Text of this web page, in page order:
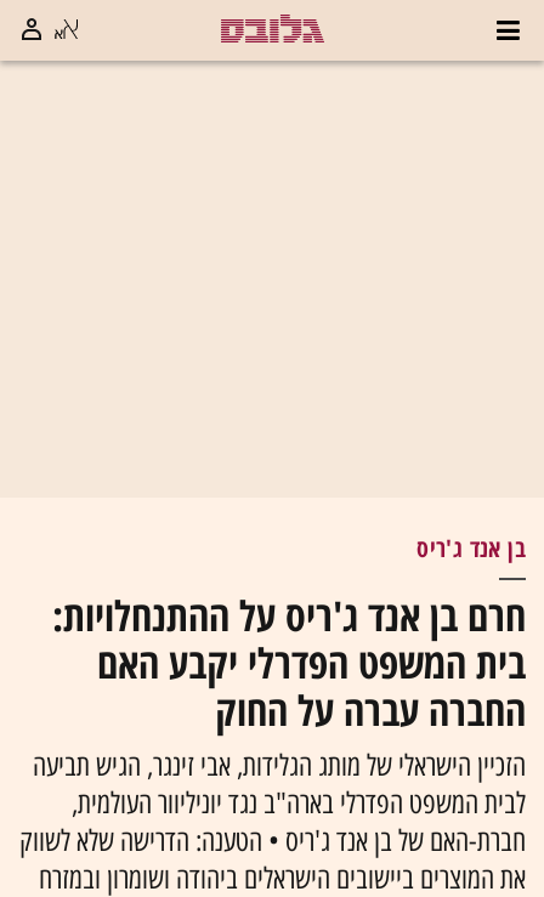
בן אנד ג'ריס
חרם בן אנד ג'ריס על ההתנחלויות:
בית המשפט הפדרלי יקבע האם
החברה עברה על החוק
הזכיין הישראלי של מותג הגלידות, אבי זינגר, הגיש תביעה
לבית המשפט הפדרלי בארה"ב נגד יוניליוור העולמית,
חברת-האם של בן אנד ג'ריס • הטענה: הדרישה שלא לשווק
את המוצרים ביישובים הישראלים ביהודה ושומרון ובמזרח